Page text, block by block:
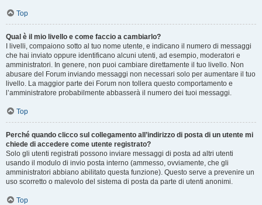
Top
Qual è il mio livello e come faccio a cambiarlo?
I livelli, compaiono sotto al tuo nome utente, e indicano il numero di messaggi
che hai inviato oppure identificano alcuni utenti, ad esempio, moderatori e
amministratori. In genere, non puoi cambiare direttamente il tuo livello. Non
abusare del Forum inviando messaggi non necessari solo per aumentare il tuo
livello. La maggior parte dei Forum non tollera questo comportamento e
l’amministratore probabilmente abbasserà il numero dei tuoi messaggi.
Top
Perché quando clicco sul collegamento all’indirizzo di posta di un utente mi
chiede di accedere come utente registrato?
Solo gli utenti registrati possono inviare messaggi di posta ad altri utenti
usando il modulo di invio posta interno (ammesso, ovviamente, che gli
amministratori abbiano abilitato questa funzione). Questo serve a prevenire un
uso scorretto o malevolo del sistema di posta da parte di utenti anonimi.
Top